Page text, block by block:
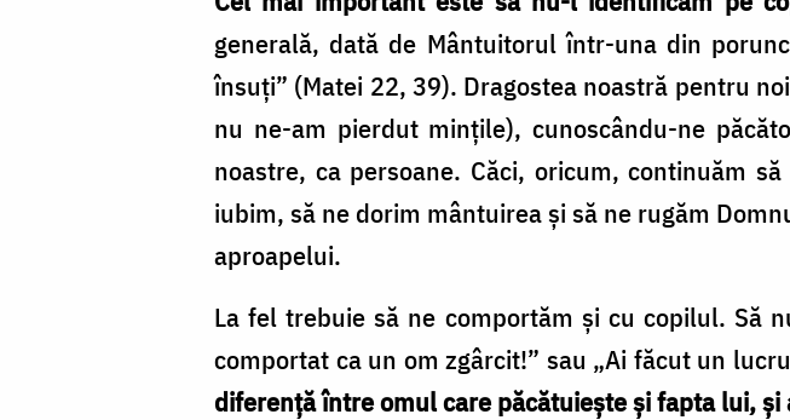
generală, dată de Mântuitorul într-una din
însuţi” (Matei 22, 39). Dragostea noastră pentru
nu ne-am pierdut minţile), cunoscându-ne
noastre, ca persoane. Căci, oricum, continuăm
iubim, să ne dorim mântuirea şi să ne rugăm
aproapelui.
La fel trebuie să ne comportăm şi cu copilul. Să
comportat ca un om zgârcit!” sau „Ai făcut un
diferenţă între omul care păcătuieşte şi fapta lui,